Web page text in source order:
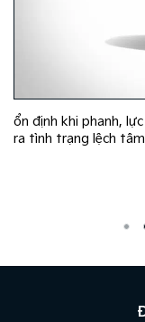
ổn định khi phanh,
ra tình trạng lệch